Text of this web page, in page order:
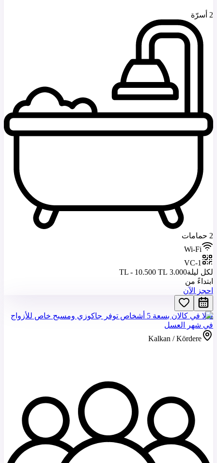
2 أسرّة
2 حمامات
Wi-Fi
VC-1
لكل ليلة3.000 TL - 10.500 TL
ابتداءً من
احجز الآن
فيلا في كالان بسعة 5 أشخاص توفر جاكوزي ومسبح خاص للأزواج
في شهر العسل
Kalkan / Kördere